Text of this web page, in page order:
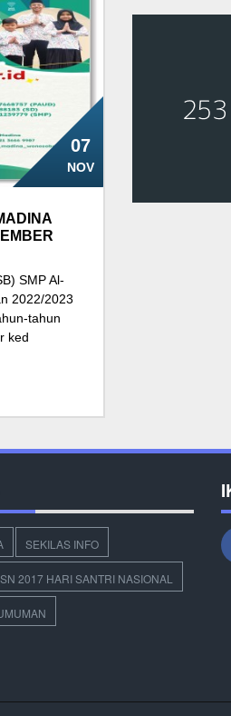
07
NOV
SMP Al-
2022/2023
tahun
ked
SEKILAS INFO
2017 HARI SANTRI NASIONAL